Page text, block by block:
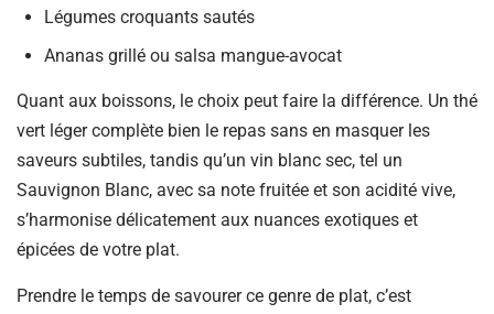
Légumes croquants sautés
Ananas grillé ou salsa mangue-avocat
Quant aux boissons, le choix peut faire la différence. Un thé
vert léger complète bien le repas sans en masquer les
saveurs subtiles, tandis qu’un vin blanc sec, tel un
Sauvignon Blanc, avec sa note fruitée et son acidité vive,
s’harmonise délicatement aux nuances exotiques et
épicées de votre plat.
Prendre le temps de savourer ce genre de plat, c’est